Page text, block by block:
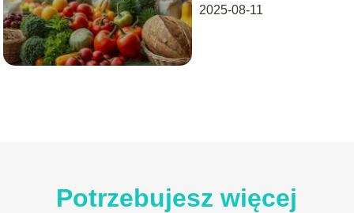
2025-08-11
Potrzebujesz więcej